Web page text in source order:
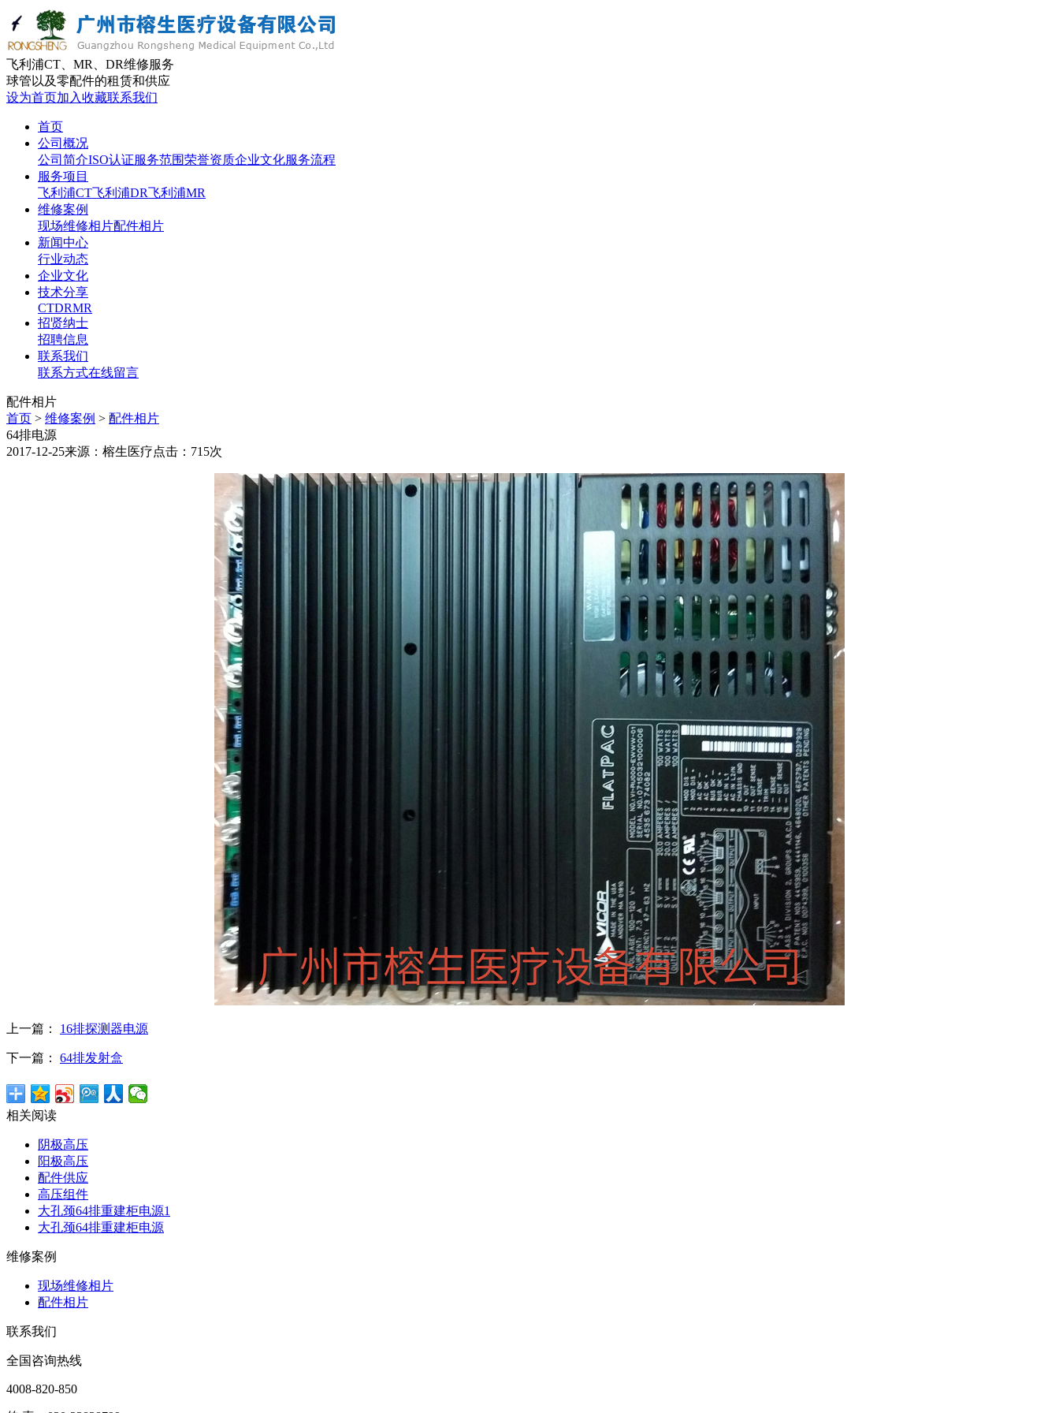
飞利浦CT、MR、DR维修服务
球管以及零配件的租赁和供应
设为首页加入收藏联系我们
首页
公司概况
公司简介ISO认证服务范围荣誉资质企业文化服务流程
服务项目
飞利浦CT飞利浦DR飞利浦MR
维修案例
现场维修相片配件相片
新闻中心
行业动态
企业文化
技术分享
CTDRMR
招贤纳士
招聘信息
联系我们
联系方式在线留言
配件相片
首页 > 维修案例 > 配件相片
64排电源
2017-12-25来源：榕生医疗点击：715次
上一篇： 16排探测器电源
下一篇： 64排发射盒
相关阅读
阴极高压
阳极高压
配件供应
高压组件
大孔颈64排重建柜电源1
大孔颈64排重建柜电源
维修案例
现场维修相片
配件相片
联系我们
全国咨询热线
4008-820-850